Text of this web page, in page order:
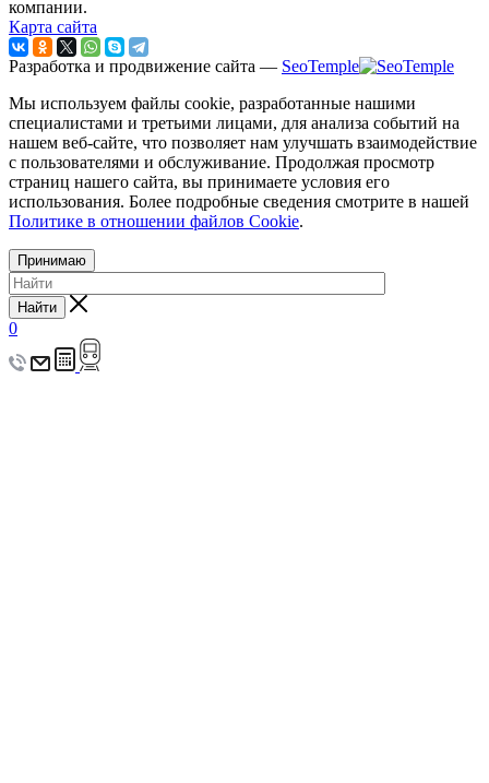
компании.
Карта сайта
Разработка и продвижение сайта — SeoTemple
Мы используем файлы cookie, разработанные нашими
специалистами и третьими лицами, для анализа событий на
нашем веб-сайте, что позволяет нам улучшать взаимодействие
с пользователями и обслуживание. Продолжая просмотр
страниц нашего сайта, вы принимаете условия его
использования. Более подробные сведения смотрите в нашей
Политике в отношении файлов Cookie.
Принимаю
Найти
0